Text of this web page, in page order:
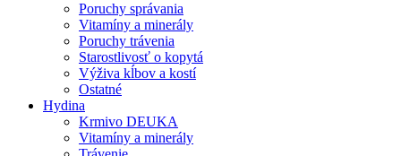
Poruchy správania
Vitamíny a minerály
Poruchy trávenia
Starostlivosť o kopytá
Výživa kĺbov a kostí
Ostatné
Hydina
Krmivo DEUKA
Vitamíny a minerály